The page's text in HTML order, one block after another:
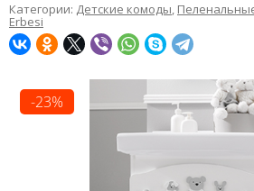
Категории: Детские комоды,
Erbesi
-23%